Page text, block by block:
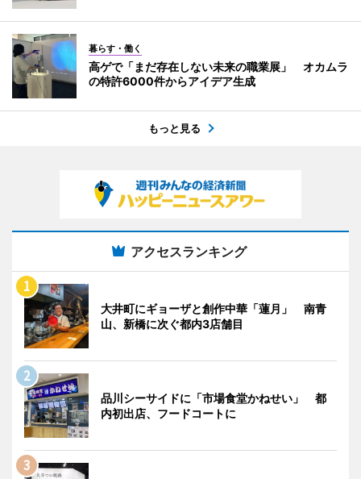
暮らす・働く
高ゲで「まだ存在しない未来の職業展」 オカムラ
の特許6000件からアイデア生成
もっと見る
アクセスランキング
大井町にギョーザと創作中華「蓮月」 南青
山、新橋に次ぐ都内3店舗目
品川シーサイドに「市場食堂かねせい」 都
内初出店、フードコートに